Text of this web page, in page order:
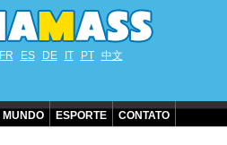
FR ES DE IT PT 中文
MUNDO ESPORTE CONTATO